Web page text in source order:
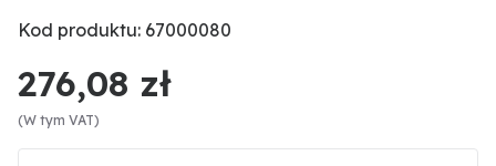
Kod produktu: 67000080
276,08 zł
(W tym VAT)